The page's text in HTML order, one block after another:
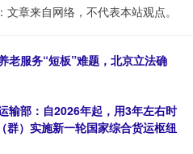
文章来自网络，不代表本站观点。
老服务“短板”难题，北京立法确
输部：自2026年起，用3年左右时
群）实施新一轮国家综合货运枢纽